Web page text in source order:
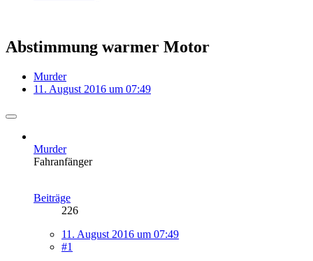
Abstimmung warmer Motor
Murder
11. August 2016 um 07:49
Murder
Fahranfänger
Beiträge
226
11. August 2016 um 07:49
#1